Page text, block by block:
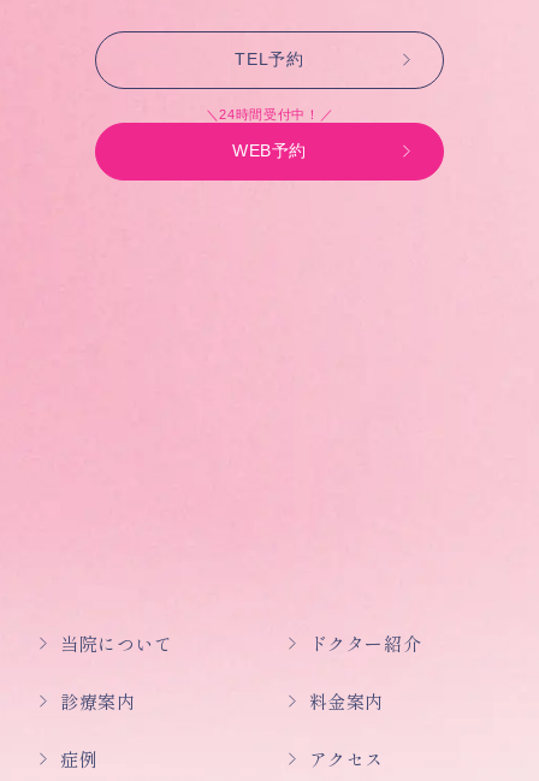
TEL予約
＼24時間受付中！／
WEB予約
当院について ドクター紹介
診療案内 料金案内
症例 アクセス